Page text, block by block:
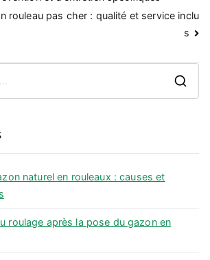
rouleau pas cher : qualité et service inclu
s
c
naturel en rouleaux : causes et
roulage après la pose du gazon en